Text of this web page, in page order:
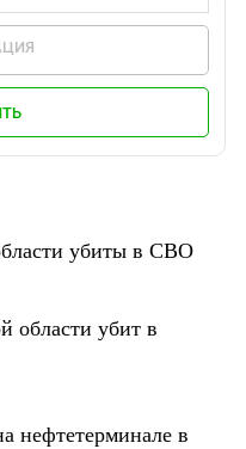
убиты в СВО
области убит в
нефтетерминале в